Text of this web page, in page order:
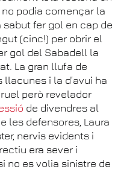
podia començar la
sabut fer gol en cap de
(cinc!) per obrir el
gol del Sabadell la
La gran llufa de
llacunes i la d’avui ha
però revelador
de divendres al
les defensores, Laura
nervis evidents i
era sever i
no es volia sinistre de